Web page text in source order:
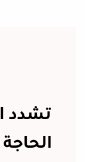
تشدد